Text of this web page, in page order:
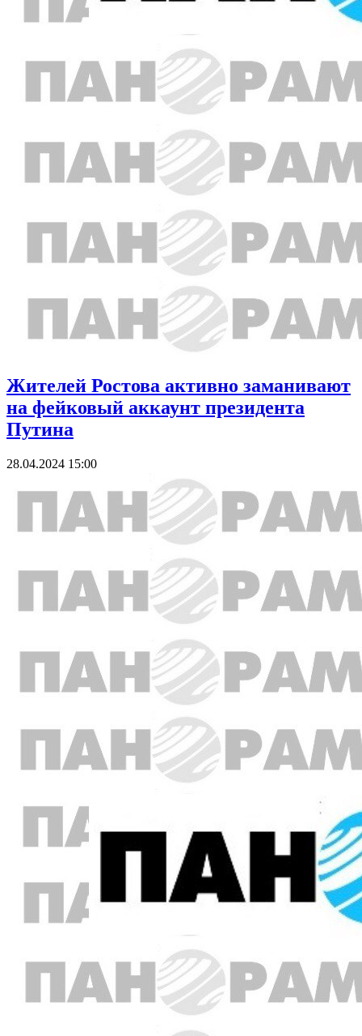
Жителей Ростова активно заманивают
на фейковый аккаунт президента
Путина
28.04.2024 15:00